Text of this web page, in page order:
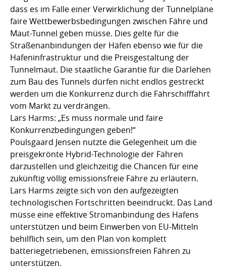
dass es im Falle einer Verwirklichung der Tunnelpläne
faire Wettbewerbsbedingungen zwischen Fähre und
Maut-Tunnel geben müsse. Dies gelte für die
Straßenanbindungen der Häfen ebenso wie für die
Hafeninfrastruktur und die Preisgestaltung der
Tunnelmaut. Die staatliche Garantie für die Darlehen
zum Bau des Tunnels dürfen nicht endlos gestreckt
werden um die Konkurrenz durch die Fährschifffahrt
vom Markt zu verdrängen.
Lars Harms: „Es muss normale und faire
Konkurrenzbedingungen geben!“
Poulsgaard Jensen nutzte die Gelegenheit um die
preisgekrönte Hybrid-Technologie der Fähren
darzustellen und gleichzeitig die Chancen für eine
zukünftig völlig emissionsfreie Fähre zu erläutern.
Lars Harms zeigte sich von den aufgezeigten
technologischen Fortschritten beeindruckt. Das Land
müsse eine effektive Stromanbindung des Hafens
unterstützen und beim Einwerben von EU-Mitteln
behilflich sein, um den Plan von komplett
batteriegetriebenen, emissionsfreien Fähren zu
unterstützen.